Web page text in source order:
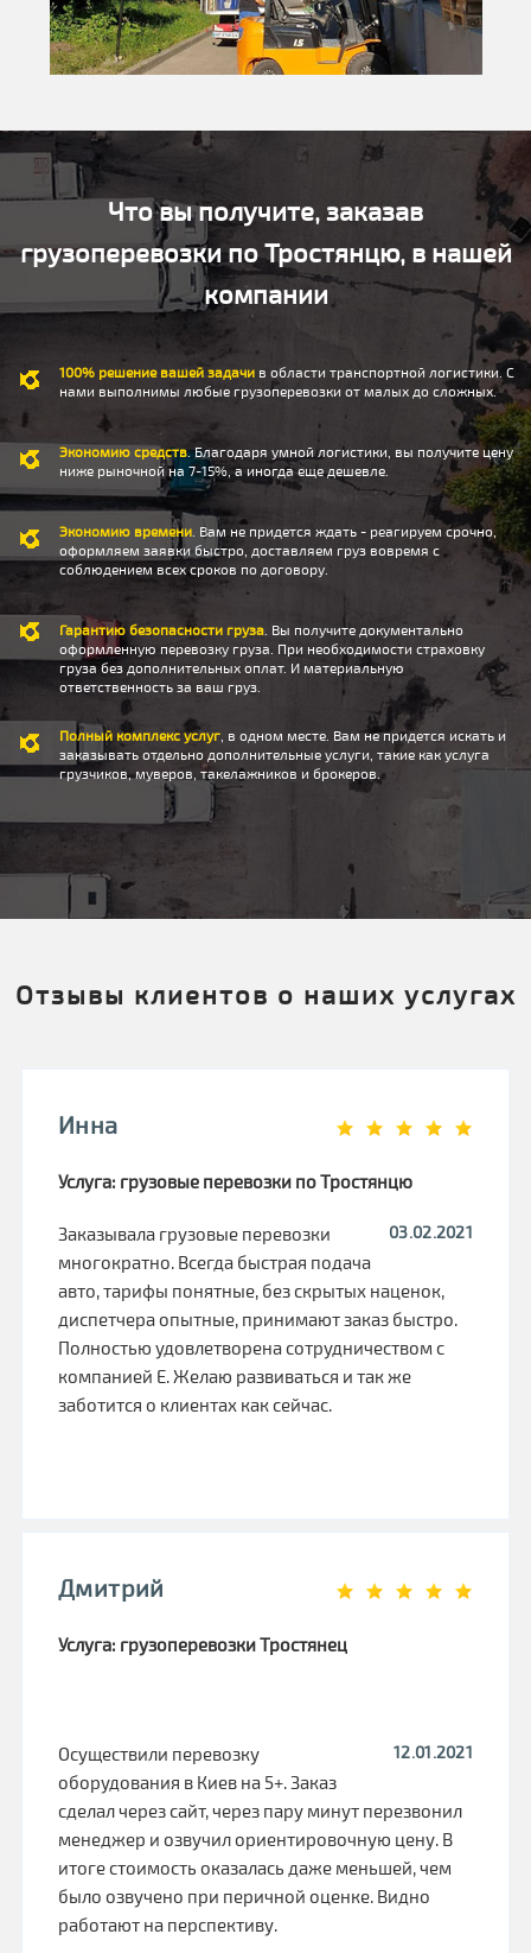
Что вы получите, заказав
грузоперевозки по Тростянцю, в нашей
компании
100% решение вашей задачи в области транспортной логистики. С
нами выполнимы любые грузоперевозки от малых до сложных.
Экономию средств. Благодаря умной логистики, вы получите цену
ниже рыночной на 7-15%, а иногда еще дешевле.
Экономию времени . Вам не придется ждать - реагируем срочно,
оформляем заявки быстро, доставляем груз вовремя с
соблюдением всех сроков по договору.
Гарантию безопасности груза . Вы получите документально
оформленную перевозку груза. При необходимости страховку
груза без дополнительных оплат. И материальную
ответственность за ваш груз.
Полный комплекс услуг , в одном месте. Вам не придется искать и
заказывать отдельно дополнительные услуги, такие как услуга
грузчиков, муверов, такелажников и брокеров.
Отзывы клиентов о наших услугах
Инна
Услуга: грузовые перевозки по Тростянцю
03.02.2021
Заказывала грузовые перевозки
многократно. Всегда быстрая подача
авто, тарифы понятные, без скрытых наценок,
диспетчера опытные, принимают заказ быстро.
Полностью удовлетворена сотрудничеством с
компанией Е. Желаю развиваться и так же
заботится о клиентах как сейчас.
Дмитрий
Услуга: грузоперевозки Тростянец
12.01.2021
Осуществили перевозку
оборудования в Киев на 5+. Заказ
сделал через сайт, через пару минут перезвонил
менеджер и озвучил ориентировочную цену. В
итоге стоимость оказалась даже меньшей, чем
было озвучено при перичной оценке. Видно
работают на перспективу.